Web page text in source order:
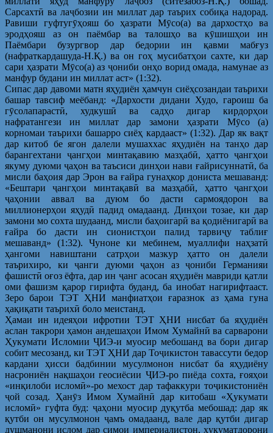
Сарсахтӣ ва лаҷбозии ин миллат дар таърих собиқа надорад.
Равиши гуфтугӯҳояш бо ҳазрати Мӯсо(а) ва дархостҳо ва
эродҳояш аз он паёмбар ва талошҳо ва кӯшишҳои ин
Паёмбари бузургвор дар бедории ин қавми мабғуз
(нафраткардашуда-Н.Қ.) ва он гоҳ мусибатҳои сахте, ки дар
сари ҳазрати Мӯсо(а) аз ҷониби онҳо ворид омада, намунае аз
манфур будани ин миллат аст» (1:32).
Сипас дар давоми матн яҳудиён ҳамчун сиёҳсозандаи таърихи
башар тавсиф меёбанд: «Дархости дидани Худо, гароиш ба
гӯсолапарастӣ, худкушӣ ва садҳо дигар кирдорҳои
нафратангези ин миллат дар замони ҳазрати Мӯсо (а)
корномаи таърихи башарро сиёҳ кардааст» (1:32). Дар як вақт
дар китоб бе ягон далели мушаххас яҳудиён на танҳо дар
барангехтани ҷангҳои минтақавию мазҳабӣ, ҳатто ҷангҳои
якуму дуюми ҷаҳон ва таъсиси динҳои нави ғайрисуннатӣ, ба
мисли баҳоия дар Эрон ва ғайра гунаҳкор дониста мешаванд:
«Бештари ҷангҳои минтақавӣ ва мазҳабӣ, ҳатто ҷангҳои
ҷаҳонии аввал ва дуюм бо дасти сармоядорон ва
миллионерҳои яҳудӣ падид омадаанд. Динҳои тозае, ки дар
замони мо сохта шудаанд, мисли баҳоигарӣ ва қодиёнигарӣ ва
ғайра бо дасти ин сионистҳои палид тарвиҷу таблиғ
мешаванд» (1:32). Чуноне ки мебинем, муаллифи наҳзатӣ
ҳангоми навиштани сатрҳои мазкур ҳатто он далели
таърихиро, ки ҷанги дуюми ҷаҳон аз ҷониби Германияи
фашистӣ оғоз ёфта, дар ин ҷанг асосан яҳудиён мавриди қатли
оми фашизм қарор гирифта буданд, ба инобат нагирифтааст.
Зеро барои ТЭТ ҲНИ манфиатҳои ғаразнок аз ҳама гуна
ҳақиқати таърихӣ боло меистанд.
Ҳамаи ин идеяҳои ифротии ТЭТ ҲНИ нисбат ба яҳудиён
аслан такрори ҳамон андешаҳои Имом Хумайнӣ ва сарварони
Ҳукумати Исломии ҶИЭ-и муосир мебошанд ва бори дигар
собит месозанд, ки ТЭТ ҲНИ дар Тоҷикистон тавассути бедор
кардани ҳисси бадбинии мусулмонон нисбат ба яҳудиёну
насрониён нақшаҳои геосиёсии ҶИЭ-ро пиёда сохта, ғояҳои
«инқилоби исломӣ»-ро мехост дар тафаккури тоҷикистониён
ҷой созад. Ҳанӯз Имом Хумайнӣ дар китобаш «Ҳукумати
исломӣ» гуфта буд: ҷаҳони муосир дуқутба мебошад: дар як
қутби он мусулмонон ҷамъ омадаанд, вале дар қутби дигар
душманони ислом дар симои империалистон, ҳукуматдорони